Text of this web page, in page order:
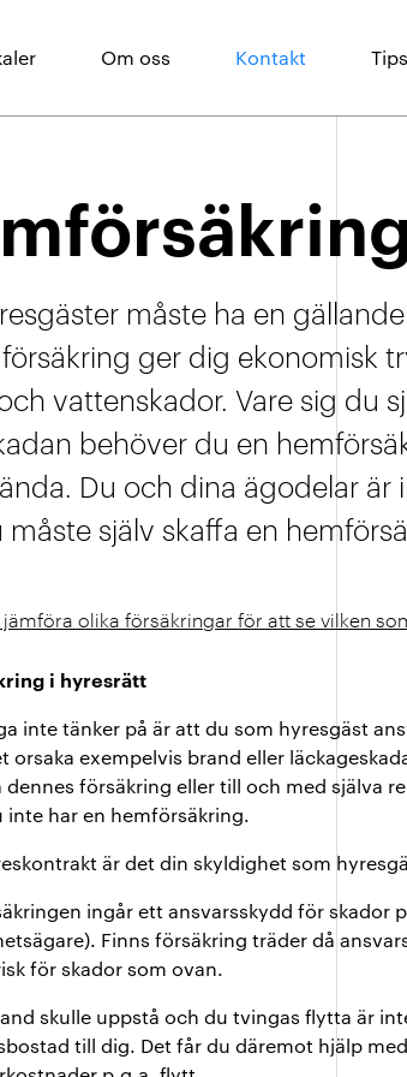
Om oss Kontakt
måste ha en
ger dig ekonomisk
vattenskador. Vare sig du
behöver du en
Du och dina ägodelar
själv skaffa en
jämföra olika försäkringar för att se vilken
i hyresrätt
inte tänker på är att du som hyresgäst
orsaka exempelvis brand eller
dennes försäkring eller till och med själva
inte har en hemförsäkring.
är det din skyldighet som
ingår ett ansvarsskydd för skador
Finns försäkring träder då
för skador som ovan.
skulle uppstå och du tvingas flytta är
till dig. Det får du däremot hjälp